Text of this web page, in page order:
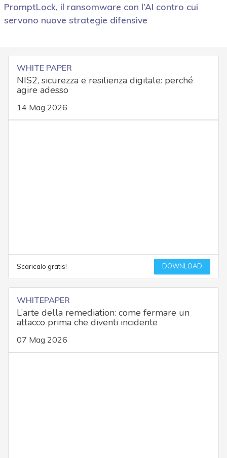
PromptLock, il ransomware con l’AI contro cui
servono nuove strategie difensive
WHITE PAPER
NIS2, sicurezza e resilienza digitale: perché
agire adesso
14 Mag 2026
Scaricalo gratis! DOWNLOAD
WHITEPAPER
L’arte della remediation: come fermare un
attacco prima che diventi incidente
07 Mag 2026